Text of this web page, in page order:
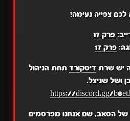
לכם צפייה נעימה!
פרק 17
פרק 17
יש שרת דיסקורד תחת הניהול
ושל שניצל.
https://discord.gg/
של הסאב, שם אנחנו מפרסמים